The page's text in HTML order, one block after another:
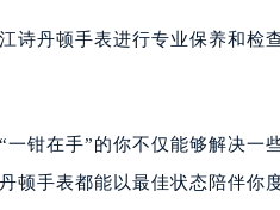
诗丹顿手表进行专业保养和检
一钳在手”的你不仅能够解决
顿手表都能以最佳状态陪伴你